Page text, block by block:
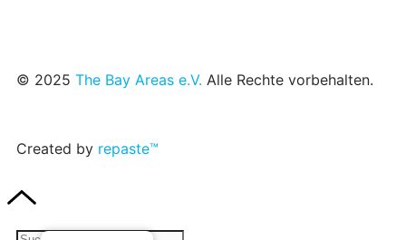
© 2025 The Bay Areas e.V. Alle Rechte vorbehalten.
Created by repaste™